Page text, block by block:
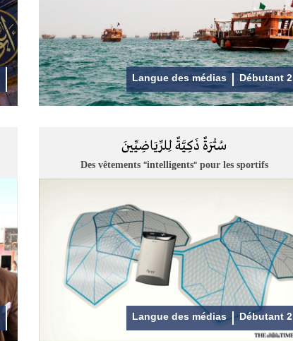
Langue des médias Débutant 2
سُتْرَةٌ ذَكِيَّةٌ لِلرِّيَاضِيِّينَ
Des vêtements "intelligents" pour les sportifs
Langue des médias Débutant 2